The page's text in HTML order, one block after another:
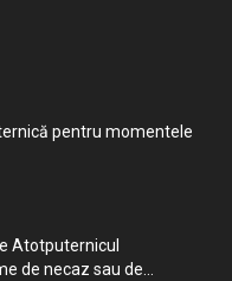
pentru momentele
Atotputernicul
de necaz sau de...